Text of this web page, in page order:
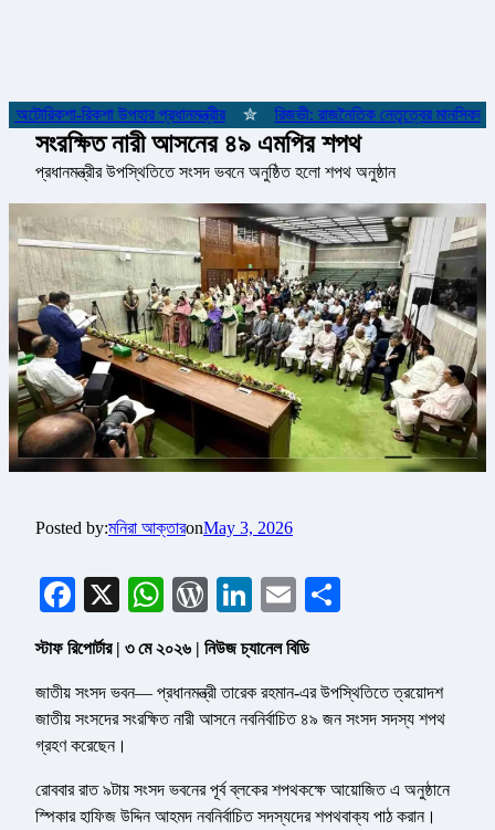
রিকশা উপহার প্রধানমন্ত্রীর রিজভী: রাজনৈতিক নেতৃত্বের মানসিকতা
সংরক্ষিত নারী আসনের ৪৯ এমপির শপথ
প্রধানমন্ত্রীর উপস্থিতিতে সংসদ ভবনে অনুষ্ঠিত হলো শপথ অনুষ্ঠান
Posted by:মনিরা আক্তারonMay 3, 2026
Facebook
X WhatsApp
WordPress
LinkedIn
Email
স্টাফ রিপোর্টার | ৩ মে ২০২৬ | নিউজ চ্যানেল বিডি
জাতীয় সংসদ ভবন— প্রধানমন্ত্রী তারেক রহমান-এর উপস্থিতিতে ত্রয়োদশ
জাতীয় সংসদের সংরক্ষিত নারী আসনে নবনির্বাচিত ৪৯ জন সংসদ সদস্য শপথ
গ্রহণ করেছেন।
রোববার রাত ৯টায় সংসদ ভবনের পূর্ব ব্লকের শপথকক্ষে আয়োজিত এ অনুষ্ঠানে
স্পিকার হাফিজ উদ্দিন আহমদ নবনির্বাচিত সদস্যদের শপথবাক্য পাঠ করান।